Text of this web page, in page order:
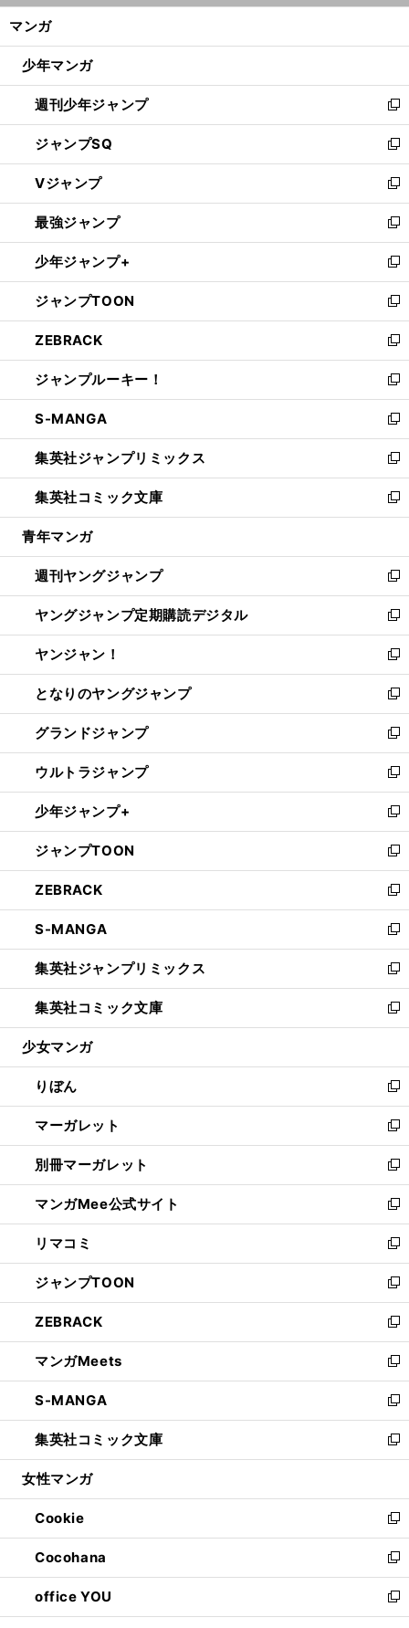
ン
ウ
開
く
マンガ
少年マンガ
週刊少年ジャンプ
新
し
い
ウ
ィ
ン
ド
ウ
で
開
く
ジャンプSQ
新
し
い
ウ
ィ
ン
ド
ウ
で
開
く
Vジャンプ
新
し
い
ウ
ィ
ン
ド
ウ
で
開
く
最強ジャンプ
新
し
い
ウ
ィ
ン
ド
ウ
で
開
く
少年ジャンプ+
新
し
い
ウ
ィ
ン
ド
ウ
で
開
く
ジャンプTOON
新
し
い
ウ
ィ
ン
ド
ウ
で
開
く
ZEBRACK
新
し
い
ウ
ィ
ン
ド
ウ
で
開
ジャンプルーキー！
新
し
い
ウ
ィ
ン
ド
ウ
開
く
S-MANGA
新
し
い
ウ
ィ
ン
ウ
で
開
く
集英社ジャンプリミックス
新
し
い
ウ
ン
ド
ウ
で
開
く
集英社コミック文庫
新
し
ウ
ィ
ン
ド
ウ
で
開
く
青年マンガ
週刊ヤングジャンプ
新
し
い
ウ
ィ
ン
ド
ウ
で
開
く
ヤングジャンプ定期購読デジタル
新
し
い
ウ
ィ
ン
ド
ウ
で
開
く
ヤンジャン！
新
し
い
ウ
ィ
ン
ド
ウ
で
開
く
となりのヤングジャンプ
新
し
い
ウ
ィ
ン
ド
ウ
で
開
く
グランドジャンプ
新
し
い
ウ
ィ
ン
ド
ウ
で
開
く
ウルトラジャンプ
新
し
い
ウ
ィ
ン
ド
ウ
で
開
く
少年ジャンプ+
新
し
い
ウ
ィ
ン
ド
ウ
で
開
く
ジャンプTOON
新
し
い
ウ
ィ
ン
ド
ウ
で
開
ZEBRACK
新
し
い
ウ
ィ
ン
ド
ウ
開
く
S-MANGA
新
し
い
ウ
ィ
ン
ウ
で
開
く
集英社ジャンプリミックス
新
し
い
ウ
ン
ド
ウ
で
開
く
集英社コミック文庫
新
し
ウ
ィ
ン
ド
ウ
で
開
く
少女マンガ
りぼん
新
し
い
ウ
ィ
ン
ド
ウ
で
開
く
マーガレット
新
し
い
ウ
ィ
ン
ド
ウ
で
開
く
別冊マーガレット
新
し
い
ウ
ィ
ン
ド
ウ
で
開
く
マンガMee公式サイト
新
し
い
ウ
ィ
ン
ド
ウ
で
開
く
リマコミ
新
し
い
ウ
ィ
ン
ド
ウ
で
開
く
ジャンプTOON
新
し
い
ウ
ィ
ン
ド
ウ
で
開
ZEBRACK
新
し
い
ウ
ィ
ン
ド
ウ
開
く
マンガMeets
新
し
い
ウ
ィ
ン
ウ
で
開
く
S-MANGA
新
し
い
ウ
ン
ド
ウ
で
開
く
集英社コミック文庫
新
し
ウ
ィ
ン
ド
ウ
で
開
女性マンガ
Cookie
新
し
い
ウ
ィ
ン
Cocohana
新
し
い
ウ
office YOU
新
し